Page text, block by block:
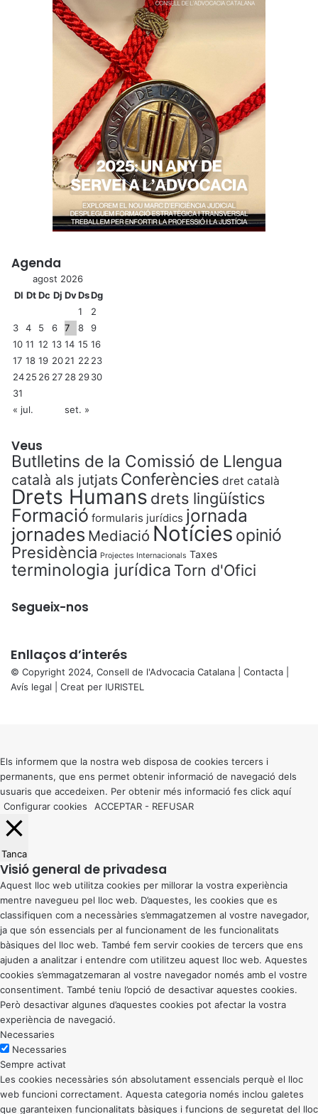
Agenda
agost 2026
Dl DtDc Dj DvDsDg
1
2
3
4 5 6 7 8
9
10 11 12 13 14 15 16
17 18 19 2021 22 23
2425 26 27 28 2930
31
« jul.
set. »
Veus
Butlletins de la Comissió de Llengua
català als jutjats Conferències dret català
Drets Humans drets lingüístics
Formació formularis jurídics jornada
jornades Mediació Notícies opinió
Presidència Projectes Internacionals Taxes
terminologia jurídica Torn d'Ofici
Segueix-nos
Enllaços d’interés
© Copyright 2024, Consell de l'Advocacia Catalana | Contacta
Avís legal | Creat per IURISTEL
button
Els informem que la nostra web disposa de cookies tercers i
permanents, que ens permet obtenir informació de navegació dels
usuaris que accedeixen. Per obtenir més informació fes click aquí
Configurar cookies
ACCEPTAR - REFUSAR
Tanca
Visió general de privadesa
Aquest lloc web utilitza cookies per millorar la vostra experiència
mentre navegueu pel lloc web. D’aquestes, les cookies que es
classifiquen com a necessàries s’emmagatzemen al vostre navegador,
ja que són essencials per al funcionament de les funcionalitats
bàsiques del lloc web. També fem servir cookies de tercers que ens
ajuden a analitzar i entendre com utilitzeu aquest lloc web. Aquestes
cookies s’emmagatzemaran al vostre navegador només amb el vostre
consentiment. També teniu l’opció de desactivar aquestes cookies.
Però desactivar algunes d’aquestes cookies pot afectar la vostra
experiència de navegació.
Necessaries
Necessaries
Sempre activat
Les cookies necessàries són absolutament essencials perquè el lloc
web funcioni correctament. Aquesta categoria només inclou galetes
que garanteixen funcionalitats bàsiques i funcions de seguretat del lloc